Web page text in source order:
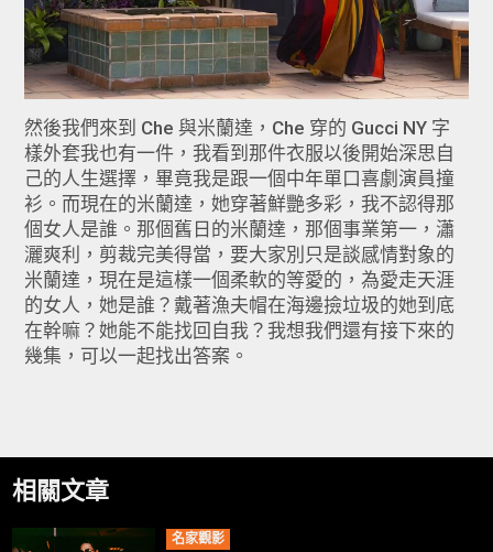
然後我們來到 Che 與米蘭達，Che 穿的 Gucci NY 字
樣外套我也有一件，我看到那件衣服以後開始深思自
己的人生選擇，畢竟我是跟一個中年單口喜劇演員撞
衫。而現在的米蘭達，她穿著鮮艷多彩，我不認得那
個女人是誰。那個舊日的米蘭達，那個事業第一，瀟
灑爽利，剪裁完美得當，要大家別只是談感情對象的
米蘭達，現在是這樣一個柔軟的等愛的，為愛走天涯
的女人，她是誰？戴著漁夫帽在海邊撿垃圾的她到底
在幹嘛？她能不能找回自我？我想我們還有接下來的
幾集，可以一起找出答案。
相關文章
名家觀影